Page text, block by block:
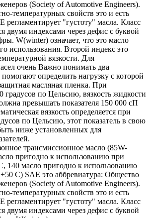
(Society of Automotive Engineers).
температурных свойств это и есть
регламентирует "густоту" масла. Класс
двумя индексами через дефис с буквой
W(winter) означает, что это масло
использования. Второй индекс это
вязкости. Для
очень Важно понимать два
помогают определить нагрузку с которой
масляная пленка. При
градусов по Цельсию, вязкость жидкости
превышать показателя 150 000 сП
вязкость определяется при
по Цельсию, этот показатель в свою
ниже установленных для
трансмиссионное масло (85W-
пригодно к использованию при
140 масло пригодно к использованию
С) SAE это аббревиатура: Общество
(Society of Automotive Engineers).
температурных свойств это и есть
регламентирует "густоту" масла. Класс
двумя индексами через дефис с буквой